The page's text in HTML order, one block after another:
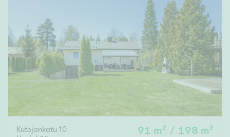
Kutojankatu 10
91 m² / 198 m²